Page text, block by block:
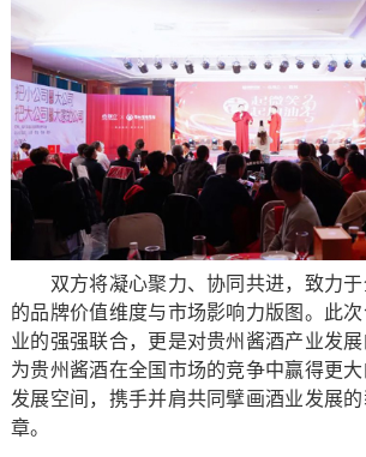
双方将凝心聚力、协同共进，致力于
的品牌价值维度与市场影响力版图。此
业的强强联合，更是对贵州酱酒产业发
为贵州酱酒在全国市场的竞争中赢得更
发展空间，携手并肩共同擘画酒业发展
章。